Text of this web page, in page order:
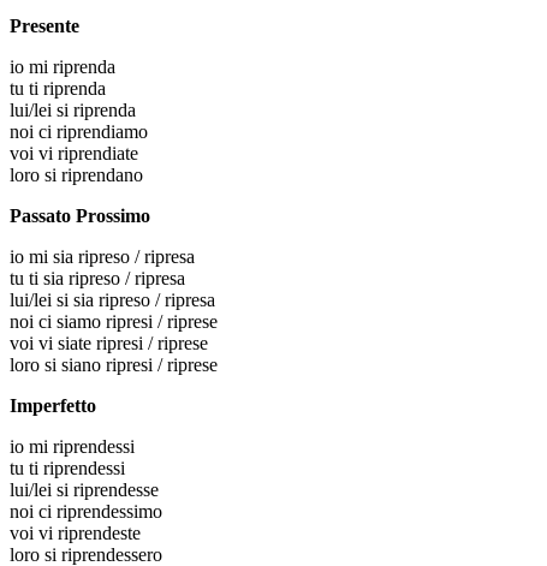
Presente
io mi riprenda
tu ti riprenda
lui/lei si riprenda
noi ci riprendiamo
voi vi riprendiate
loro si riprendano
Passato Prossimo
io mi sia ripreso / ripresa
tu ti sia ripreso / ripresa
lui/lei si sia ripreso / ripresa
noi ci siamo ripresi / riprese
voi vi siate ripresi / riprese
loro si siano ripresi / riprese
Imperfetto
io mi riprendessi
tu ti riprendessi
lui/lei si riprendesse
noi ci riprendessimo
voi vi riprendeste
loro si riprendessero